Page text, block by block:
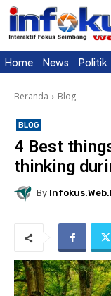
Home News Politik
Beranda Blog
BLOG
4 Best
thinking
By